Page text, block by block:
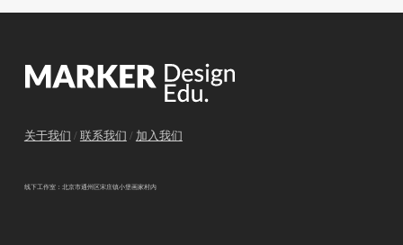
关于我们 / 联系我们 / 加入我们
线下工作室：北京市通州区宋庄镇小堡画家村内